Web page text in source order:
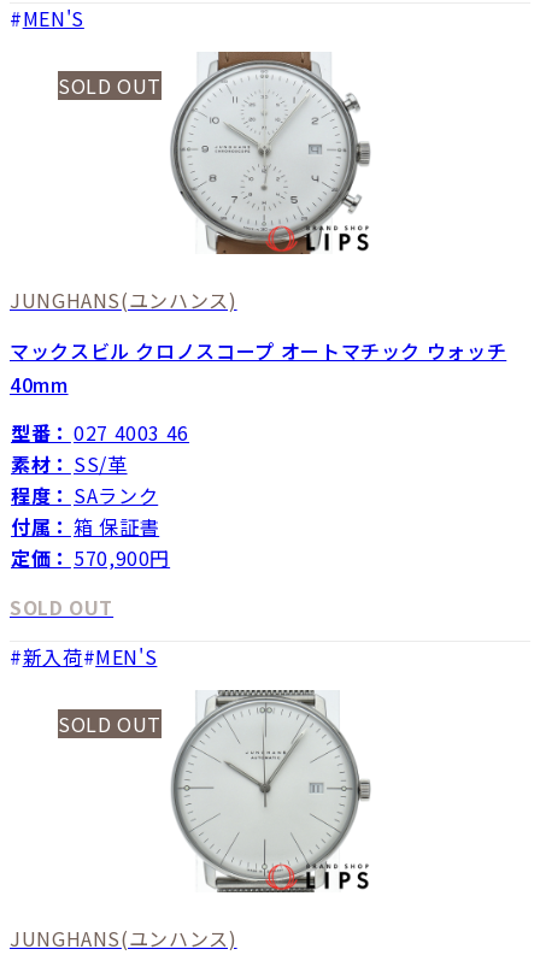
MEN'S
SOLD OUT
JUNGHANS(ユンハンス)
マックスビル クロノスコープ オートマチック ウォッチ
40mm
型番： 027 4003 46
素材： SS/革
程度： SAランク
付属： 箱 保証書
定価： 570,900円
SOLD OUT
新入荷 MEN'S
SOLD OUT
JUNGHANS(ユンハンス)